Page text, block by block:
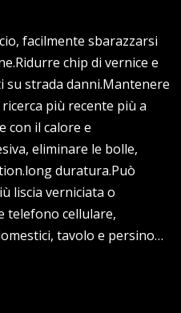
facilmente sbarazzarsi
chip di vernice e
su strada danni.Mantenere
più recente più a
con il calore e
eliminare le bolle,
duratura.Può
liscia verniciata o
telefono cellulare,
tavolo e persino…